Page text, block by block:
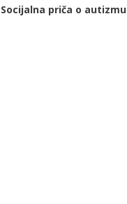
Socijalna priča o autizmu